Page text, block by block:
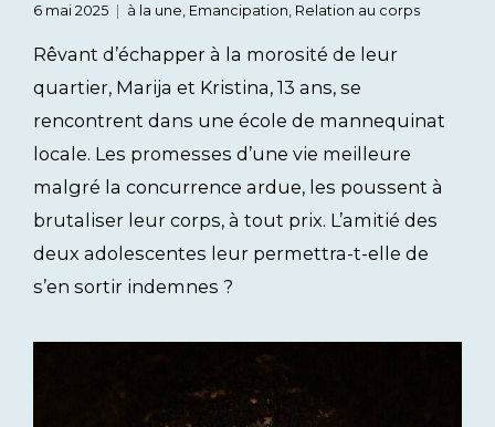
6 mai 2025 à la une, Emancipation, Relation au corps
Rêvant d’échapper à la morosité de leur
quartier, Marija et Kristina, 13 ans, se
rencontrent dans une école de mannequinat
locale. Les promesses d’une vie meilleure
malgré la concurrence ardue, les poussent à
brutaliser leur corps, à tout prix. L’amitié des
deux adolescentes leur permettra-t-elle de
s’en sortir indemnes ?